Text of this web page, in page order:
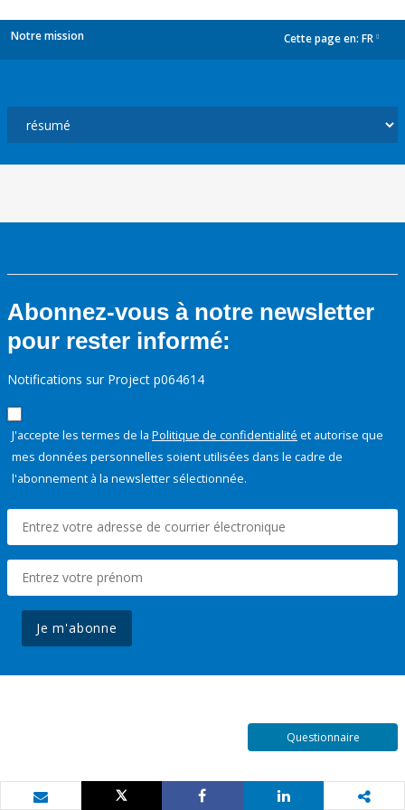
Notre mission Cette page en: FR
Abonnez-vous à notre newsletter
pour rester informé:
Notifications sur Project p064614
J'accepte les termes de la Politique de confidentialité et autorise que
mes données personnelles soient utilisées dans le cadre de
l'abonnement à la newsletter sélectionnée.
Je m'abonne
Questionnaire